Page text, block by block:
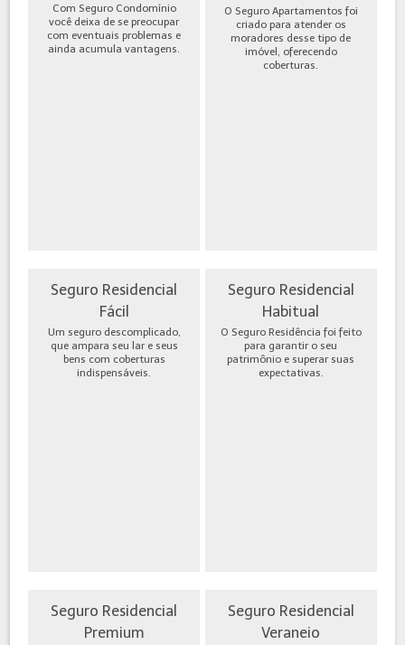
Com Seguro Condomínio
você deixa de se preocupar
com eventuais problemas e
ainda acumula vantagens.
O Seguro Apartamentos foi
criado para atender os
moradores desse tipo de
imóvel, oferecendo
coberturas.
Seguro Residencial
Fácil
Um seguro descomplicado,
que ampara seu lar e seus
bens com coberturas
indispensáveis.
Seguro Residencial
Habitual
O Seguro Residência foi feito
para garantir o seu
patrimônio e superar suas
expectativas.
Seguro Residencial
Premium
Seguro Residencial
Veraneio